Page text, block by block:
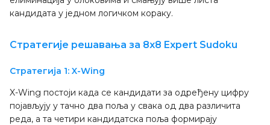
кандидата у једном логичком кораку.
Стратегије решавања за 8x8 Expert Sudoku
Стратегија 1: X-Wing
X-Wing постоји када се кандидати за одређену цифру
појављују у тачно два поља у свака од два различита
реда, а та четири кандидатска поља формирају